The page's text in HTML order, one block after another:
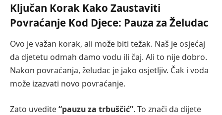
Ključan Korak Kako Zaustaviti
Povraćanje Kod Djece: Pauza za Želudac
Ovo je važan korak, ali može biti težak. Naš je osjećaj
da djetetu odmah damo vodu ili čaj. Ali to nije dobro.
Nakon povraćanja, želudac je jako osjetljiv. Čak i voda
može izazvati novo povraćanje.
Zato uvedite“pauzu za trbuščić”. To znači da dijete